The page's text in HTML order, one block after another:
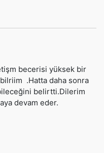
becerisi yüksek bir
.Hatta daha sonra
belirtti.Dilerim
devam eder.